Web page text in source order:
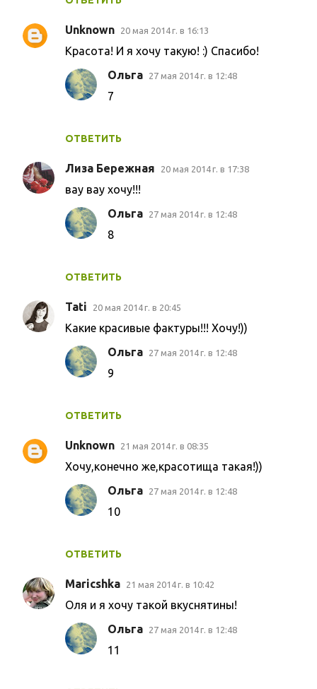
Unknown 20 мая 2014 г. в 16:13
Красота! И я хочу такую! :) Спасибо!
ОТВЕТИТЬ
Ольга 27 мая 2014 г. в 12:48
7
Лиза Бережная 20 мая 2014 г. в 17:38
вау вау хочу!!!
ОТВЕТИТЬ
Ольга 27 мая 2014 г. в 12:48
8
Tati 20 мая 2014 г. в 20:45
Какие красивые фактуры!!! Хочу!))
ОТВЕТИТЬ
Ольга 27 мая 2014 г. в 12:48
9
Unknown 21 мая 2014 г. в 08:35
Хочу,конечно же,красотища такая!))
ОТВЕТИТЬ
Ольга 27 мая 2014 г. в 12:48
10
Maricshka 21 мая 2014 г. в 10:42
Оля и я хочу такой вкуснятины!
Ольга 27 мая 2014 г. в 12:48
11